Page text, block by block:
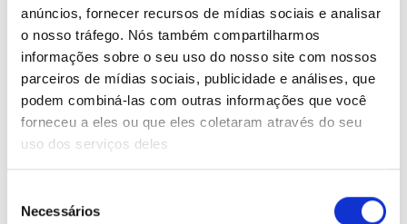
anúncios, fornecer recursos de mídias sociais e analisar
o nosso tráfego. Nós também compartilharmos
informações sobre o seu uso do nosso site com nossos
parceiros de mídias sociais, publicidade e análises, que
podem combiná-las com outras informações que você
forneceu a eles ou que eles coletaram através do seu
uso dos serviços deles
Necessários
For Students
Learning Without
Barriers
Student without a computer with internet?